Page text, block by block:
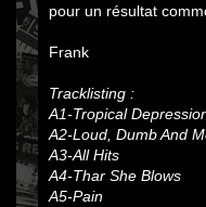
pour un résultat
Frank
Tracklisting :
A1-Tropical
A2-Loud, Dumb And
A3-All Hits
A4-Thar She Blows
A5-Pain